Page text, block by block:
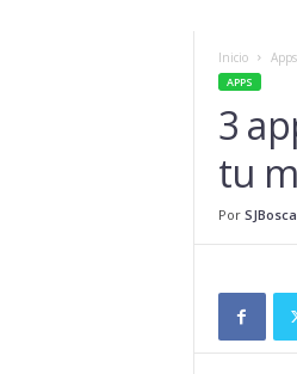
Inicio Apps
APPS
3
tu
Por